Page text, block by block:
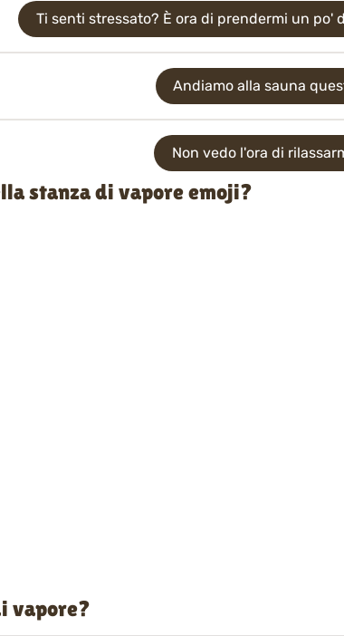
Ti senti stressato? È ora di prendermi un po'
Andiamo alla sauna
Non vedo l'ora di
stanza di vapore emoji?
vapore?